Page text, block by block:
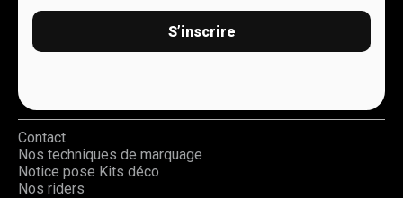
S’inscrire
Contact
Nos techniques de marquage
Notice pose Kits déco
Nos riders